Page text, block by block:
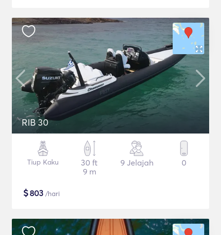
RIB 30
Tiup Kaku
30 ft
9 m
9 Jelajah 0
$803 /hari